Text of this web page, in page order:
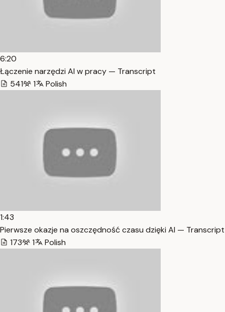
6:20
Łączenie narzędzi AI w pracy — Transcript
541
1 Polish
1:43
Pierwsze okazje na oszczędność czasu dzięki AI — Transcript
173
1 Polish